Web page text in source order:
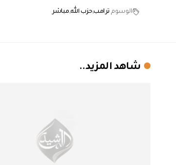
الوسوم ترامبحزب الله مباشر
شاهد المزيد..